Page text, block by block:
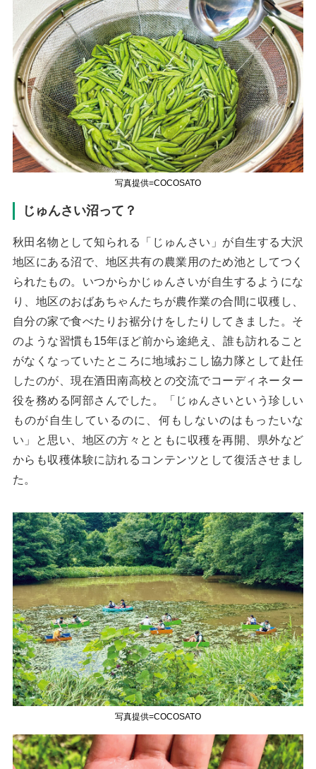
写真提供=COCOSATO
じゅんさい沼って？
秋田名物として知られる「じゅんさい」が自生する大沢
地区にある沼で、地区共有の農業用のため池としてつく
られたもの。いつからかじゅんさいが自生するようにな
り、地区のおばあちゃんたちが農作業の合間に収穫し、
自分の家で食べたりお裾分けをしたりしてきました。そ
のような習慣も15年ほど前から途絶え、誰も訪れること
がなくなっていたところに地域おこし協力隊として赴任
したのが、現在酒田南高校との交流でコーディネーター
役を務める阿部さんでした。「じゅんさいという珍しい
ものが自生しているのに、何もしないのはもったいな
い」と思い、地区の方々とともに収穫を再開、県外など
からも収穫体験に訪れるコンテンツとして復活させまし
た。
写真提供=COCOSATO